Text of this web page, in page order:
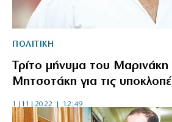
ΠΟΛΙΤΙΚΗ
Τρίτο μήνυμα του Μαρινάκη
Μητσοτάκη για τις
1|11|2022 | 12:49